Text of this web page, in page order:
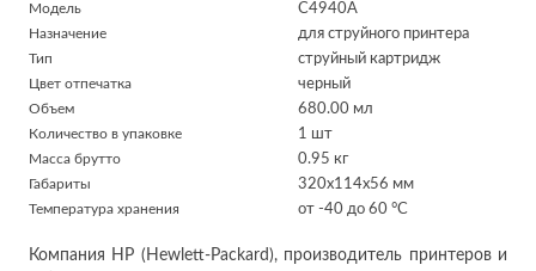
C4940A
Модель
для струйного принтера
Назначение
струйный картридж
Тип
черный
Цвет отпечатка
680.00 мл
Объем
1 шт
Количество в упаковке
0.95 кг
Масса брутто
320x114x56 мм
Габариты
от -40 до 60 °C
Температура хранения
Компания HP (Hewlett-Packard), производитель принтеров и